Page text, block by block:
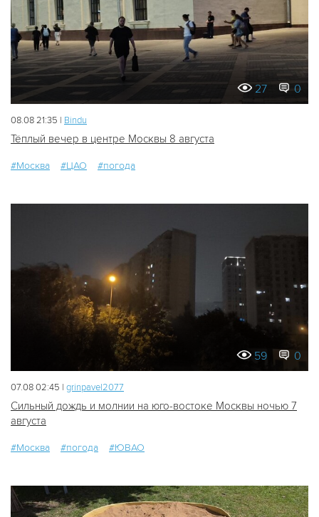
27 0
08.08 21:35 | Bindu
Тёплый вечер в центре Москвы 8 августа
#Москва #ЦАО #погода
59 0
07.08 02:45 | grinpavel2077
Сильный дождь и молнии на юго-востоке Москвы ночью 7
августа
#Москва #погода #ЮВАО